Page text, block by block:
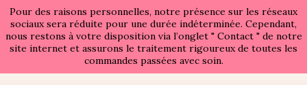
Pour des raisons personnelles, notre présence sur les réseaux
sociaux sera réduite pour une durée indéterminée. Cependant,
nous restons à votre disposition via l’onglet " Contact " de notre
site internet et assurons le traitement rigoureux de toutes les
commandes passées avec soin.